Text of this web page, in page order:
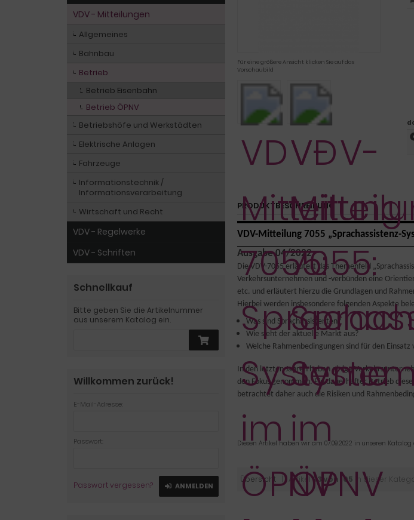
Für eine größere Ansicht klicken Sie auf das
Vorschaubild
PRODUKTBESCHREIBUNG
VDV-Mitteilung 7055 „Sprachassistenz-
Ausgabe 04/2022
Die VDV-7055 erläutert das Themenfeld
Verkehrsunternehmen und -verbünden eine
etc. und erläutert hierzu die Grundlagen und
Hierbei werden insbesondere folgenden Aspekte
Was sind Sprachassistenten?
Wie sieht der aktuelle Markt aus?
Welche Rahmenbedingungen sind für den
In den letzten Jahren haben einige
den Fokus genommen. Ein dauerhafter Betrieb
betrachtet daher auch die Risiken und
Diesen Artikel haben wir am 07.09.2022 in unseren
Übersicht | Artikel93 von 105 in dieser
VDV - Mitteilungen
Allgemeines
Bahnbau
Betrieb
Betrieb Eisenbahn
Betrieb ÖPNV
Betriebshöfe und Werkstädten
Elektrische Anlagen
Fahrzeuge
Informationstechnik /
Informationsverarbeitung
Wirtschaft und Recht
VDV - Regelwerke
VDV - Schriften
Schnellkauf
Bitte geben Sie die Artikelnummer
aus unserem Katalog ein.
Willkommen zurück!
E-Mail-Adresse:
Passwort:
Passwort vergessen? ANMELDEN